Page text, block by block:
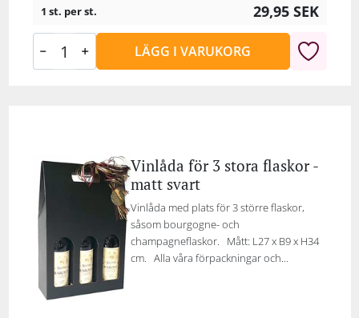
1 st. per st. 29,95 SEK
LÄGG I VARUKORG
Vinlåda för 3 stora flaskor -
matt svart
Vinlåda med plats för 3 större flaskor,
såsom bourgogne- och
champagneflaskor. Mått: L27 x B9 x H34
cm. Alla våra förpackningar och...